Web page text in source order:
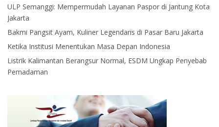
ULP Semanggi: Mempermudah Layanan Paspor di Jantung Kota
Jakarta
Bakmi Pangsit Ayam, Kuliner Legendaris di Pasar Baru Jakarta
Ketika Institusi Menentukan Masa Depan Indonesia
Listrik Kalimantan Berangsur Normal, ESDM Ungkap Penyebab
Pemadaman